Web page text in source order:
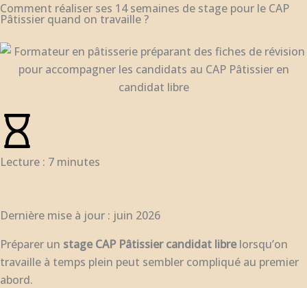
Comment réaliser ses 14 semaines de stage pour le CAP
Pâtissier quand on travaille ?
Lecture : 7 minutes
Dernière mise à jour : juin 2026
Préparer un stage CAP Pâtissier candidat librelorsqu’on
travaille à temps plein peut sembler compliqué au premier
abord.